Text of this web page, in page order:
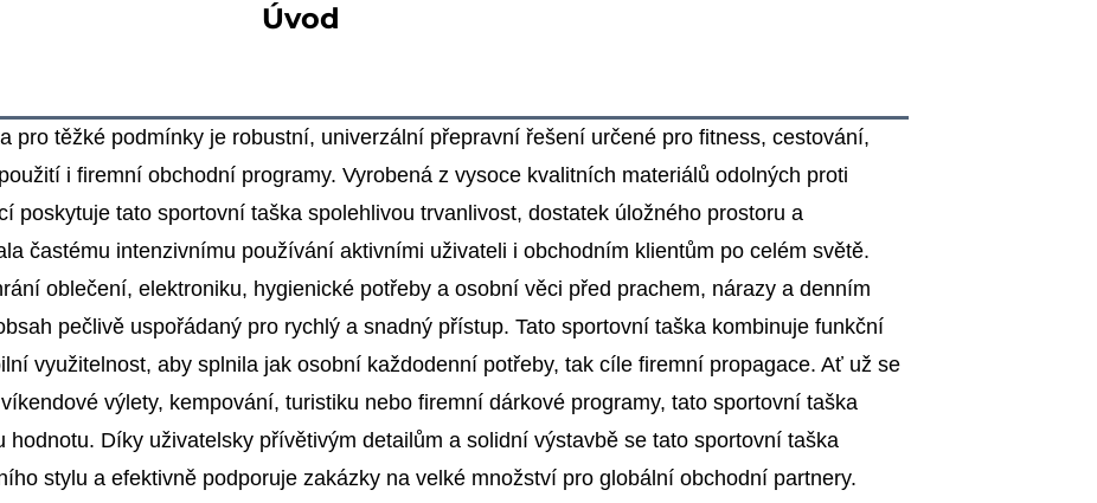
Úvod
pro těžké podmínky je robustní, univerzální přepravní řešení určené pro fitness, cestování,
i firemní obchodní programy. Vyrobená z vysoce kvalitních materiálů odolných proti
poskytuje tato sportovní taška spolehlivou trvanlivost, dostatek úložného prostoru a
častému intenzivnímu používání aktivními uživateli i obchodním klientům po celém světě.
oblečení, elektroniku, hygienické potřeby a osobní věci před prachem, nárazy a denním
pečlivě uspořádaný pro rychlý a snadný přístup. Tato sportovní taška kombinuje funkční
využitelnost, aby splnila jak osobní každodenní potřeby, tak cíle firemní propagace. Ať už se
výlety, kempování, turistiku nebo firemní dárkové programy, tato sportovní taška
hodnotu. Díky uživatelsky přívětivým detailům a solidní výstavbě se tato sportovní taška
stylu a efektivně podporuje zakázky na velké množství pro globální obchodní partnery.